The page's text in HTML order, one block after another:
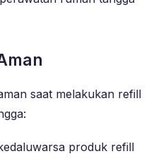
saat melakukan refill
produk refill